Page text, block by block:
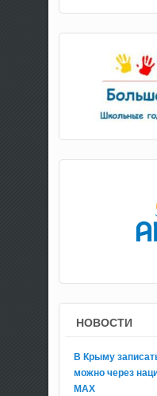
НОВОСТИ
В Крыму
можно через
МАХ